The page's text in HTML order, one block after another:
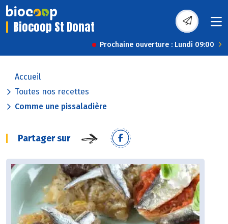
Biocoop St Donat
Prochaine ouverture : Lundi 09:00
Accueil
Toutes nos recettes
Comme une pissaladière
Partager sur